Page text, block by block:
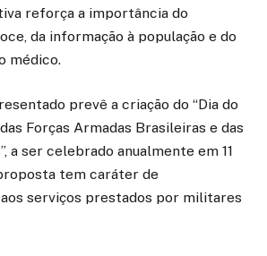
reforça a importância do
da informação à população e do
médico.
prevê a criação do “Dia do
Forças Armadas Brasileiras e das
a ser celebrado anualmente em 11
tem caráter de
serviços prestados por militares